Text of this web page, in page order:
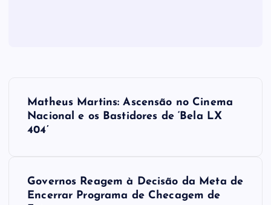
NMatheus Martins: Ascensão no Cinema
Nacional e os Bastidores de ‘Bela LX
404’
Governos Reagem à Decisão da Meta de
Encerrar Programa de Checagem de